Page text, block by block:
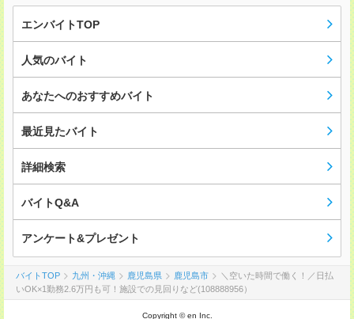
エンバイトTOP
人気のバイト
あなたへのおすすめバイト
最近見たバイト
詳細検索
バイトQ&A
アンケート&プレゼント
バイトTOP 九州・沖縄 鹿児島県 鹿児島市
＼空いた時間で働く！／日払
いOK×1勤務2.6万円も可！施設での見回りなど(108888956）
Copyright © en Inc.